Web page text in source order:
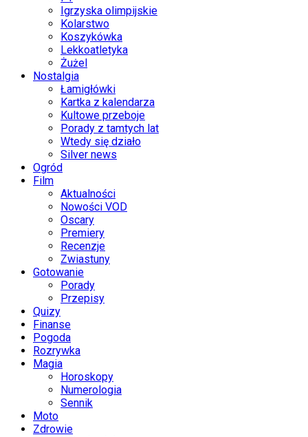
Igrzyska olimpijskie
Kolarstwo
Koszykówka
Lekkoatletyka
Żużel
Nostalgia
Łamigłówki
Kartka z kalendarza
Kultowe przeboje
Porady z tamtych lat
Wtedy się działo
Silver news
Ogród
Film
Aktualności
Nowości VOD
Oscary
Premiery
Recenzje
Zwiastuny
Gotowanie
Porady
Przepisy
Quizy
Finanse
Pogoda
Rozrywka
Magia
Horoskopy
Numerologia
Sennik
Moto
Zdrowie